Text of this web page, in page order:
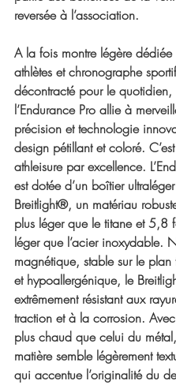
reversée à l’association.
A la fois montre légère
athlètes et chronographe
décontracté pour le quotidien,
l’Endurance Pro allie à
précision et technologie
design pétillant et coloré.
athleisure par excellence.
est dotée d’un boîtier
Breitlight®, un matériau
plus léger que le titane et 5,8
léger que l’acier inoxydable.
magnétique, stable sur le plan
et hypoallergénique, le
extrêmement résistant aux
traction et à la corrosion.
plus chaud que celui du
matière semble légèrement
qui accentue l’originalité du